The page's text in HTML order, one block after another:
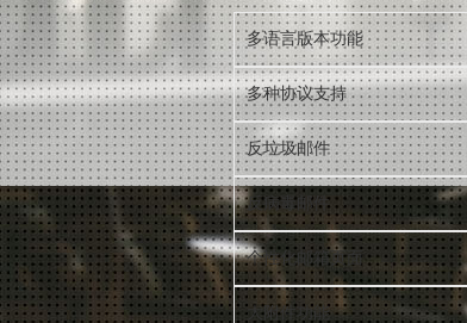
多语言版本功能
多种协议支持
反垃圾邮件
反病毒邮件
个性化邮箱页面
大附件功能